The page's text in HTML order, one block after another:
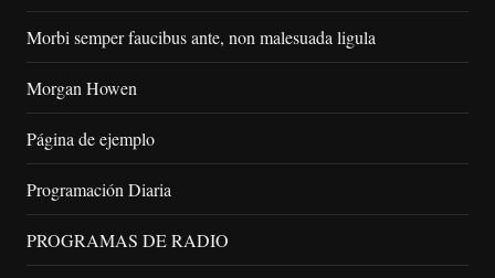
Morbi semper faucibus ante, non malesuada ligula
Morgan Howen
Página de ejemplo
Programación Diaria
PROGRAMAS DE RADIO